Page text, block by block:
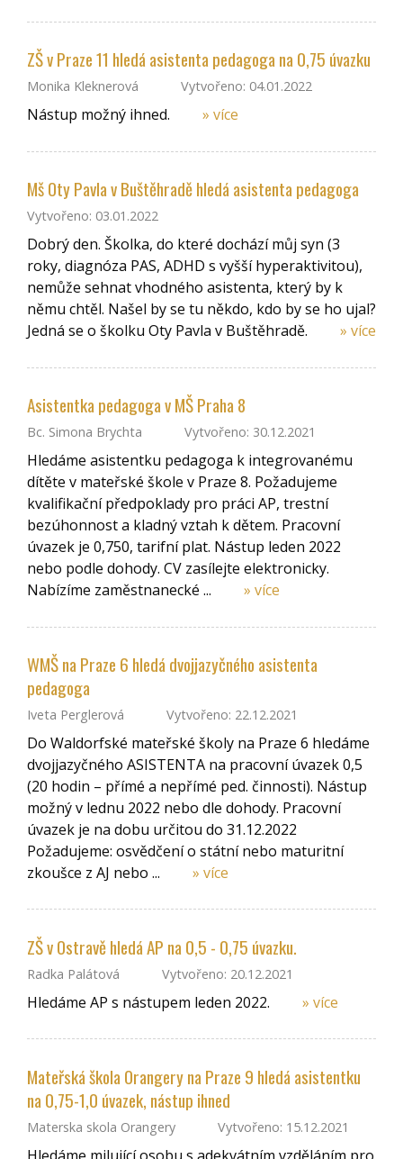
ZŠ v Praze 11 hledá asistenta pedagoga na 0,75 úvazku
Monika Kleknerová Vytvořeno: 04.01.2022
Nástup možný ihned. » více
Mš Oty Pavla v Buštěhradě hledá asistenta pedagoga
Vytvořeno: 03.01.2022
Dobrý den. Školka, do které dochází můj syn (3
roky, diagnóza PAS, ADHD s vyšší hyperaktivitou),
nemůže sehnat vhodného asistenta, který by k
němu chtěl. Našel by se tu někdo, kdo by se ho ujal?
Jedná se o školku Oty Pavla v Buštěhradě.
» více
Asistentka pedagoga v MŠ Praha 8
Bc. Simona Brychta Vytvořeno: 30.12.2021
Hledáme asistentku pedagoga k integrovanému
dítěte v mateřské škole v Praze 8. Požadujeme
kvalifikační předpoklady pro práci AP, trestní
bezúhonnost a kladný vztah k dětem. Pracovní
úvazek je 0,750, tarifní plat. Nástup leden 2022
nebo podle dohody. CV zasílejte elektronicky.
Nabízíme zaměstnanecké ...
» více
WMŠ na Praze 6 hledá dvojjazyčného asistenta
pedagoga
Iveta Perglerová Vytvořeno: 22.12.2021
Do Waldorfské mateřské školy na Praze 6 hledáme
dvojjazyčného ASISTENTA na pracovní úvazek 0,5
(20 hodin – přímé a nepřímé ped. činnosti). Nástup
možný v lednu 2022 nebo dle dohody. Pracovní
úvazek je na dobu určitou do 31.12.2022
Požadujeme: osvědčení o státní nebo maturitní
zkoušce z AJ nebo ...
» více
ZŠ v Ostravě hledá AP na 0,5 - 0,75 úvazku.
Radka Palátová Vytvořeno: 20.12.2021
Hledáme AP s nástupem leden 2022. » více
Mateřská škola Orangery na Praze 9 hledá asistentku
na 0,75-1,0 úvazek, nástup ihned
Materska skola Orangery Vytvořeno: 15.12.2021